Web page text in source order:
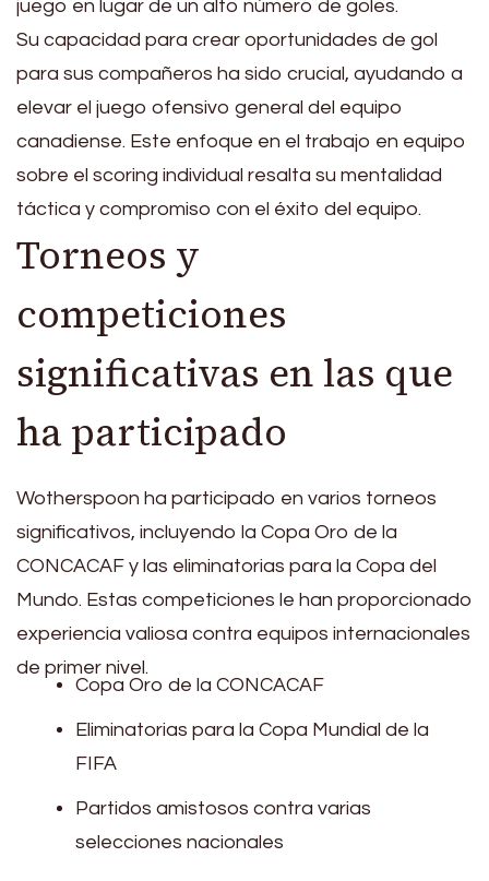
juego en lugar de un alto número de goles.
Su capacidad para crear oportunidades de gol
para sus compañeros ha sido crucial, ayudando a
elevar el juego ofensivo general del equipo
canadiense. Este enfoque en el trabajo en equipo
sobre el scoring individual resalta su mentalidad
táctica y compromiso con el éxito del equipo.
Torneos y
competiciones
significativas en las que
ha participado
Wotherspoon ha participado en varios torneos
significativos, incluyendo la Copa Oro de la
CONCACAF y las eliminatorias para la Copa del
Mundo. Estas competiciones le han proporcionado
experiencia valiosa contra equipos internacionales
de primer nivel.
Copa Oro de la CONCACAF
Eliminatorias para la Copa Mundial de la
FIFA
Partidos amistosos contra varias
selecciones nacionales